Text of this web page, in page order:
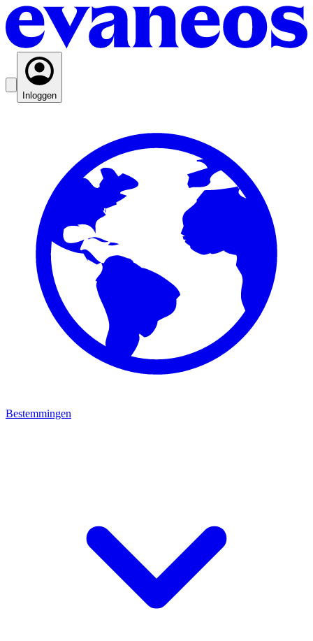
Inloggen
Bestemmingen